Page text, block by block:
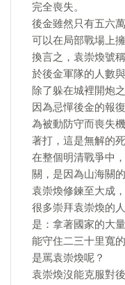
完全喪失。
後金雖然只有五六
可以在局部戰場上
換言之，袁崇煥號
於後金軍隊的人數
除了躲在城裡開炮
因為忌憚後金的報
為被動防守而喪失
著打，這是無解的死
在整個明清戰爭中
關，是因為山海關
袁崇煥修鍊至大成
很多崇拜袁崇煥的
是：拿著國家的大
能守住二三十里寬
是罵袁崇煥呢？
袁崇煥沒能克服對